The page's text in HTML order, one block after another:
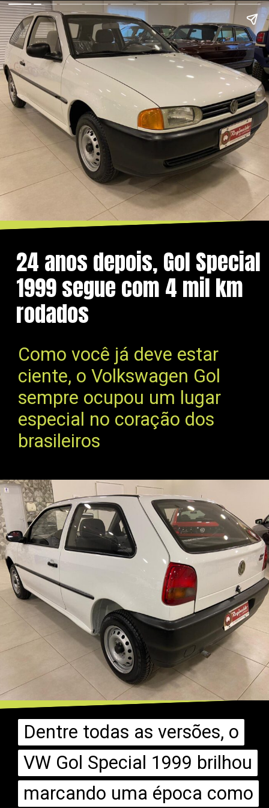
24 anos depois, Gol Special
1999 segue com 4 mil km
rodados
Como você já deve estar
ciente, o Volkswagen Gol
sempre ocupou um lugar
especial no coração dos
brasileiros
Dentre todas as versões, o
VW Gol Special 1999 brilhou
marcando uma época como
Dentre todas as versões, o
VW Gol Special 1999 brilhou
marcando uma época como